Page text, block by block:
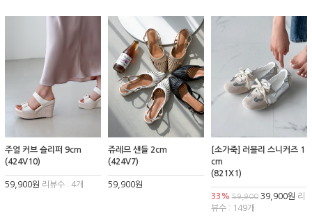
주얼 커브 슬리퍼 9cm
(424V10)
59,900원 리뷰수 : 4개
쥬레므 샌들 2cm
(424V7)
59,900원
[소가죽] 러블리 스니커즈 1
cm
(821X1)
33% 59,90039,900원 리
뷰수 : 149개